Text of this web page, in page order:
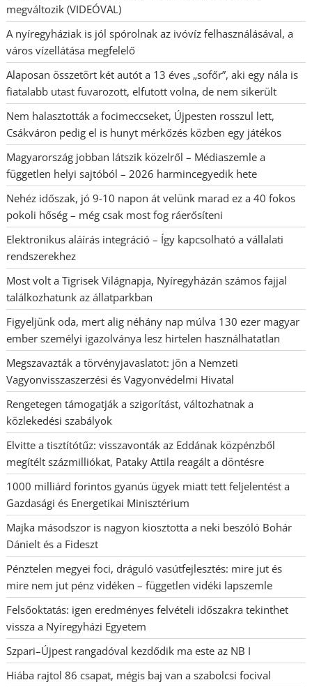
megváltozik (VIDEÓVAL)
A nyíregyháziak is jól spórolnak az ivóvíz felhasználásával, a
város vízellátása megfelelő
Alaposan összetört két autót a 13 éves „sofőr”, aki egy nála is
fiatalabb utast fuvarozott, elfutott volna, de nem sikerült
Nem halasztották a focimeccseket, Újpesten rosszul lett,
Csákváron pedig el is hunyt mérkőzés közben egy játékos
Magyarország jobban látszik közelről – Médiaszemle a
független helyi sajtóból – 2026 harmincegyedik hete
Nehéz időszak, jó 9-10 napon át velünk marad ez a 40 fokos
pokoli hőség – még csak most fog ráerősíteni
Elektronikus aláírás integráció – Így kapcsolható a vállalati
rendszerekhez
Most volt a Tigrisek Világnapja, Nyíregyházán számos fajjal
találkozhatunk az állatparkban
Figyeljünk oda, mert alig néhány nap múlva 130 ezer magyar
ember személyi igazolványa lesz hirtelen használhatatlan
Megszavazták a törvényjavaslatot: jön a Nemzeti
Vagyonvisszaszerzési és Vagyonvédelmi Hivatal
Rengetegen támogatják a szigorítást, változhatnak a
közlekedési szabályok
Elvitte a tisztítótűz: visszavonták az Eddának közpénzből
megítélt százmilliókat, Pataky Attila reagált a döntésre
1000 milliárd forintos gyanús ügyek miatt tett feljelentést a
Gazdasági és Energetikai Minisztérium
Majka másodszor is nagyon kiosztotta a neki beszóló Bohár
Dánielt és a Fideszt
Pénztelen megyei foci, dráguló vasútfejlesztés: mire jut és
mire nem jut pénz vidéken – független vidéki lapszemle
Felsőoktatás: igen eredményes felvételi időszakra tekinthet
vissza a Nyíregyházi Egyetem
Szpari–Újpest rangadóval kezdődik ma este az NB I
Hiába rajtol 86 csapat, mégis baj van a szabolcsi focival